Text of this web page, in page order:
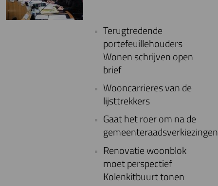
Terugtredende
portefeuillehouders
Wonen schrijven open
brief
Wooncarrieres van de
lijsttrekkers
Gaat het roer om na de
Renovatie woonblok
moet perspectief
Kolenkitbuurt tonen